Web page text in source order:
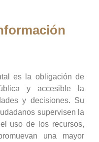
es la obligación de
y accesible la
y decisiones. Su
supervisen la
uso de los recursos,
una mayor